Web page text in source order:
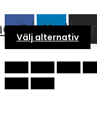
Linkedin
Välj alternativ